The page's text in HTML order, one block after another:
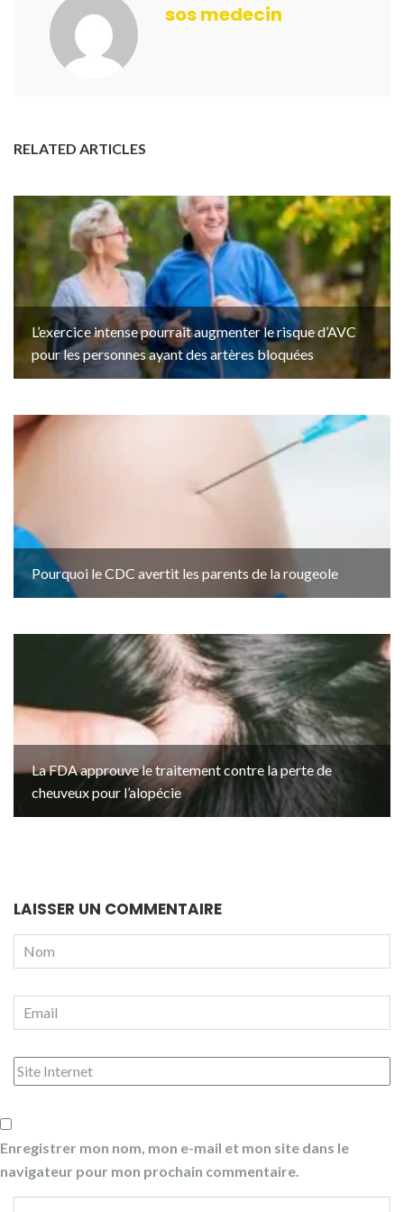
sos medecin
RELATED ARTICLES
L’exercice intense pourrait augmenter le risque d’AVC
pour les personnes ayant des artères bloquées
Pourquoi le CDC avertit les parents de la rougeole
La FDA approuve le traitement contre la perte de
cheuveux pour l’alopécie
LAISSER UN COMMENTAIRE
Enregistrer mon nom, mon e-mail et mon site dans le
navigateur pour mon prochain commentaire.